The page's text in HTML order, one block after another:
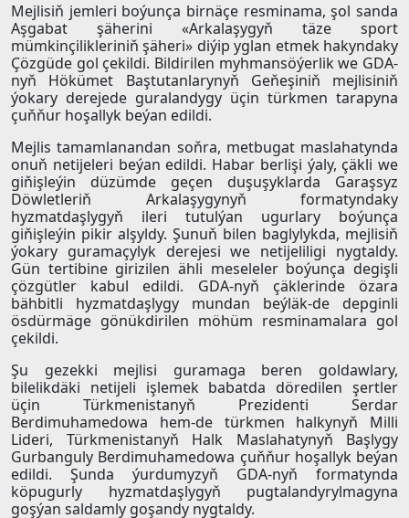
Mejlisiň jemleri boýunça birnäçe resminama, şol sanda
Aşgabat şäherini «Arkalaşygyň täze sport
mümkinçilikleriniň şäheri» diýip yglan etmek hakyndaky
Çözgüde gol çekildi. Bildirilen myhmansöýerlik we GDA-
nyň Hökümet Baştutanlarynyň Geňeşiniň mejlisiniň
ýokary derejede guralandygy üçin türkmen tarapyna
çuňňur hoşallyk beýan edildi.
Mejlis tamamlanandan soňra, metbugat maslahatynda
onuň netijeleri beýan edildi. Habar berlişi ýaly, çäkli we
giňişleýin düzümde geçen duşuşyklarda Garaşsyz
Döwletleriň Arkalaşygynyň formatyndaky
hyzmatdaşlygyň ileri tutulýan ugurlary boýunça
giňişleýin pikir alşyldy. Şunuň bilen baglylykda, mejlisiň
ýokary guramaçylyk derejesi we netijeliligi nygtaldy.
Gün tertibine girizilen ähli meseleler boýunça degişli
çözgütler kabul edildi. GDA-nyň çäklerinde özara
bähbitli hyzmatdaşlygy mundan beýläk-de depginli
ösdürmäge gönükdirilen möhüm resminamalara gol
çekildi.
Şu gezekki mejlisi guramaga beren goldawlary,
bilelikdäki netijeli işlemek babatda döredilen şertler
üçin Türkmenistanyň Prezidenti Serdar
Berdimuhamedowa hem-de türkmen halkynyň Milli
Lideri, Türkmenistanyň Halk Maslahatynyň Başlygy
Gurbanguly Berdimuhamedowa çuňňur hoşallyk beýan
edildi. Şunda ýurdumyzyň GDA-nyň formatynda
köpugurly hyzmatdaşlygyň pugtalandyrylmagyna
goşýan saldamly goşandy nygtaldy.